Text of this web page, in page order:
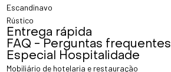
Escandinavo
Rústico
Entrega rápida
FAQ - Perguntas frequentes
Especial Hospitalidade
Mobiliário de hotelaria e restauração